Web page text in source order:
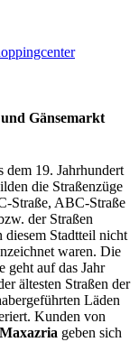
Gänsemarkt
dem 19. Jahrhundert
die Straßenzüge
Straße, ABC-Straße
der Straßen
diesem Stadtteil nicht
waren. Die
geht auf das Jahr
ältesten Straßen der
Läden
Kunden von
geben sich